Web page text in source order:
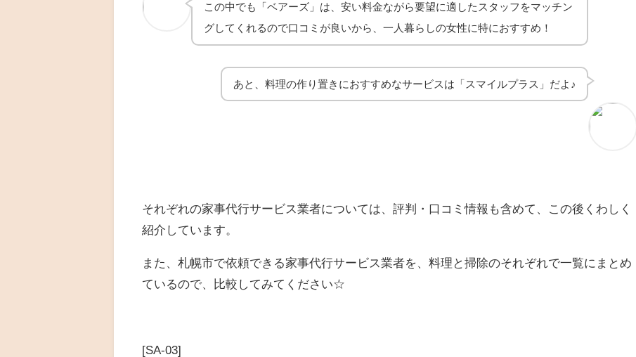
この中でも「ベアーズ」は、安い料金ながら要望に適したスタッフをマッチン
グしてくれるので口コミが良いから、一人暮らしの女性に特におすすめ！
あと、料理の作り置きにおすすめなサービスは「スマイルプラス」だよ♪
それぞれの家事代行サービス業者については、評判・口コミ情報も含めて、この後くわしく
紹介しています。
また、札幌市で依頼できる家事代行サービス業者を、料理と掃除のそれぞれで一覧にまとめ
ているので、比較してみてください☆
[SA-03]